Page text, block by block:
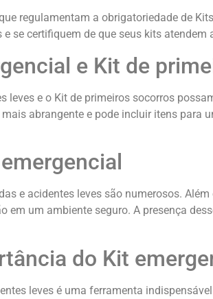
regulamentam a obrigatoriedade de
se certifiquem de que seus kits
e Kit de
leves e o Kit de primeiros socorros
abrangente e pode incluir itens
e acidentes leves são numerosos.
em um ambiente seguro. A presença
do Kit
leves é uma ferramenta